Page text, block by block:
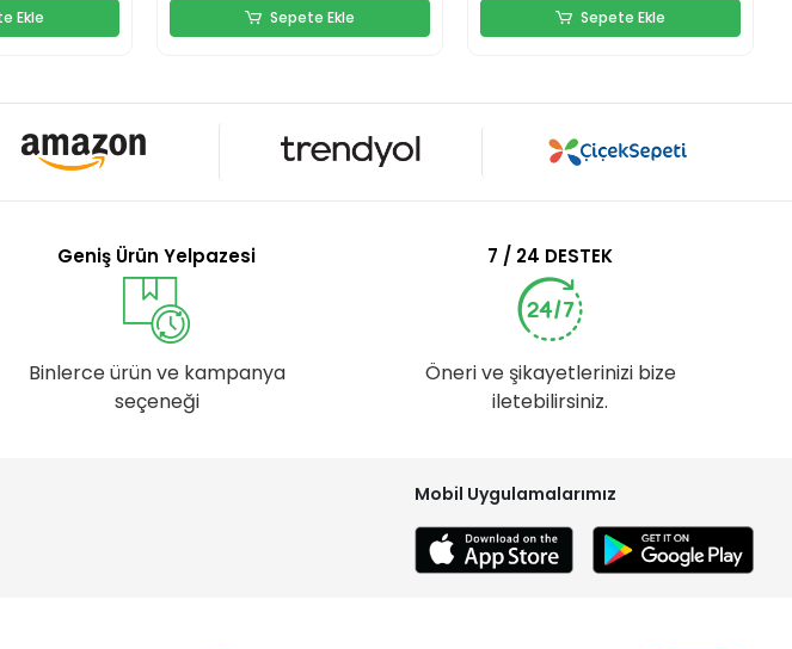
Ekle Sepete Ekle Sepete Ekle
Geniş Ürün Yelpazesi
Binlerce ürün ve kampanya
seçeneği
7 / 24 DESTEK
Öneri ve şikayetlerinizi bize
iletebilirsiniz.
Mobil Uygulamalarımız